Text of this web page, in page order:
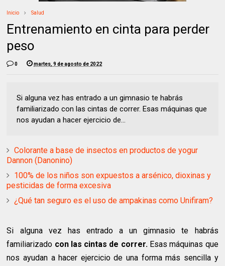
Inicio Salud
Entrenamiento en cinta para perder
peso
0 martes, 9 de agosto de 2022
Si alguna vez has entrado a un gimnasio te habrás
familiarizado con las cintas de correr. Esas máquinas que
nos ayudan a hacer ejercicio de...
Colorante a base de insectos en productos de yogur
Dannon (Danonino)
100% de los niños son expuestos a arsénico, dioxinas y
pesticidas de forma excesiva
¿Qué tan seguro es el uso de ampakinas como Unifiram?
Si alguna vez has entrado a un gimnasio te habrás
familiarizado con las cintas de correr.Esas máquinas que
nos ayudan a hacer ejercicio de una forma más sencilla y